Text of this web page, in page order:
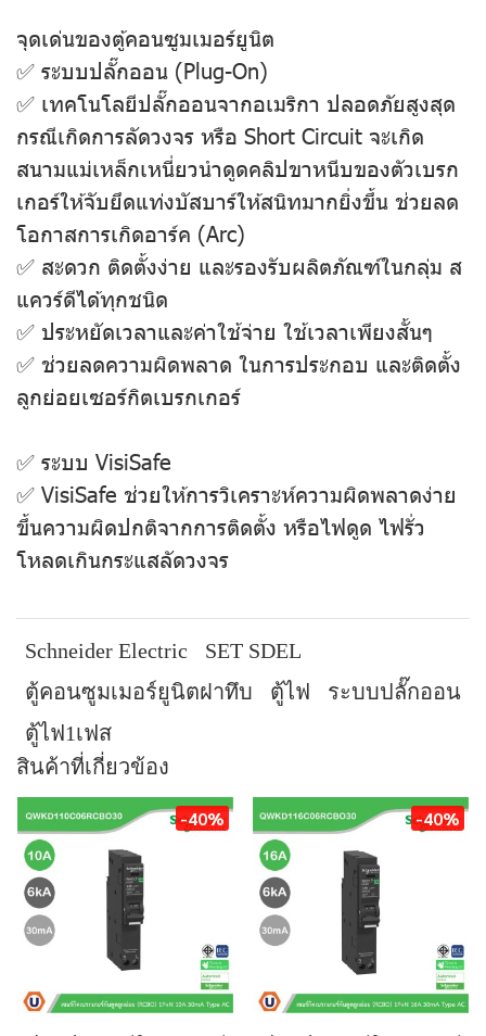
จุดเด่นของตู้คอนซูมเมอร์ยูนิต
✅ ระบบปลั๊กออน (Plug-On)
✅ เทคโนโลยีปลั๊กออนจากอเมริกา ปลอดภัยสูงสุด
กรณีเกิดการลัดวงจร หรือ Short Circuit จะเกิด
สนามแม่เหล็กเหนี่ยวนำดูดคลิปขาหนีบของตัวเบรก
เกอร์ให้จับยึดแท่งบัสบาร์ให้สนิทมากยิ่งขึ้น ช่วยลด
โอกาสการเกิดอาร์ค (Arc)
✅ สะดวก ติดตั้งง่าย และรองรับผลิตภัณฑ์ในกลุ่ม ส
แควร์ดีได้ทุกชนิด
✅ ประหยัดเวลาและค่าใช้จ่าย ใช้เวลาเพียงสั้นๆ
✅ ช่วยลดความผิดพลาด ในการประกอบ และติดตั้ง
ลูกย่อยเซอร์กิตเบรกเกอร์
✅ ระบบ VisiSafe
✅ VisiSafe ช่วยให้การวิเคราะห์ความผิดพลาดง่าย
ขึ้นความผิดปกติจากการติดตั้ง หรือไฟดูด ไฟรั่ว
โหลดเกินกระแสลัดวงจร
Schneider Electric
SET SDEL
ตู้คอนซูมเมอร์ยูนิตฝาทึบ
ตู้ไฟ
ระบบปลั๊กออน
ตู้ไฟ1เฟส
สินค้าที่เกี่ยวข้อง
-40% -40%